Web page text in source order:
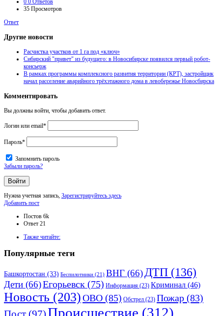
0 0 Ответов
35 Просмотров
Ответ
Другие новости
Расчистка участков от 1 га под «ключ»
Сибирский "привет" из будущего: в Новосибирске появился первый робот-
консьерж
В рамках программы комплексного развития территории (КРТ), застройщик
начал расселение аварийного трёхэтажного дома в левобережье Новосбирска
Комментировать
Вы должны войти, чтобы добавить ответ.
Логин или email*
Пароль*
Запомнить пароль
Забыли пароль?
Нужна учетная запись, Зарегистрируйтесь здесь
Боковая
Добавить пост
Статистика
Постов 6k
Ответ 21
Также читайте:
Популярные теги
Башкортостан (33) Беспилотники (21) ВНГ (66) ДТП (136)
Дети (66)Егорьевск (75) Информация (23) Криминал (46)
Новость (203)ОВО (85) Обстрел (23) Пожар (83)
Происшествие (312)